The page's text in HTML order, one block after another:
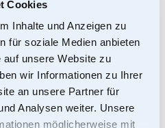
Cookies
Inhalte und Anzeigen zu
für soziale Medien anbieten
unsere Website zu
wir Informationen zu Ihrer
an unsere Partner für
Analysen weiter. Unsere
möglicherweise mit
in Frage:
unserer Metallurnen
bietet eine stilvolle Auswahl in
Formen. Besonders beliebt sind